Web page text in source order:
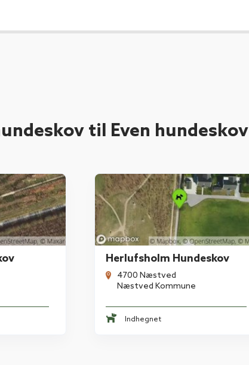
til Even hundeskov
Herlufsholm Hundeskov
4700 Næstved
Næstved Kommune
Indhegnet